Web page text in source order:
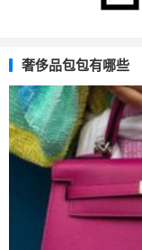
奢侈品包包有哪些